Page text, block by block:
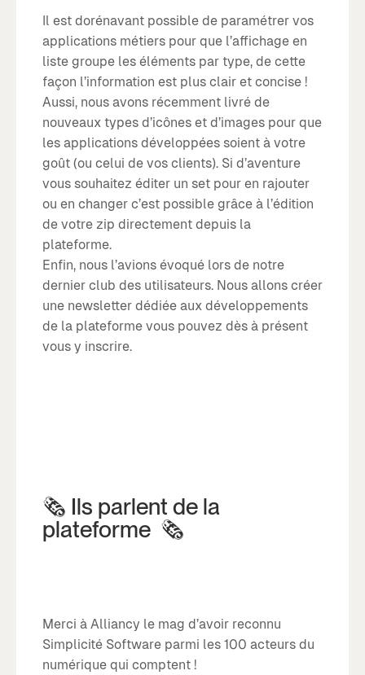
Il est dorénavant possible de paramétrer vos
applications métiers pour que l’affichage en
liste groupe les éléments par type, de cette
façon l’information est plus clair et concise !
Aussi, nous avons récemment livré de
nouveaux types d’icônes et d’images pour que
les applications développées soient à votre
goût (ou celui de vos clients). Si d’aventure
vous souhaitez éditer un set pour en rajouter
ou en changer c’est possible grâce à l’édition
de votre zip directement depuis la
plateforme.
Enfin, nous l’avions évoqué lors de notre
dernier club des utilisateurs. Nous allons créer
une newsletter dédiée aux développements
de la plateforme vous pouvez dès à présent
vous y inscrire.
🗞 Ils parlent de la
plateforme 🗞
Merci à Alliancy le mag d’avoir reconnu
Simplicité Software parmi les 100 acteurs du
numérique qui comptent !